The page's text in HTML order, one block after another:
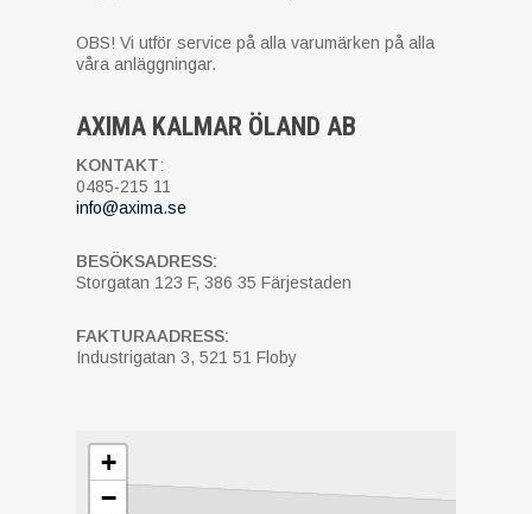
OBS! Vi utför service på alla varumärken på alla
våra anläggningar.
AXIMA KALMAR ÖLAND AB
KONTAKT:
0485-215 11
info@axima.se
BESÖKSADRESS:
Storgatan 123 F, 386 35 Färjestaden
FAKTURAADRESS:
Industrigatan 3, 521 51 Floby
+
−